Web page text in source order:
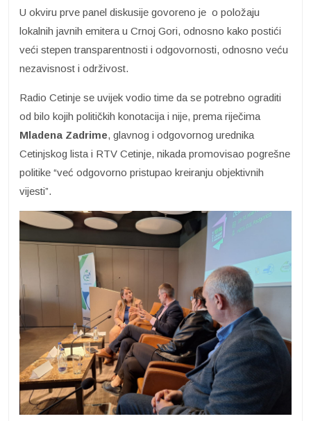
U okviru prve panel diskusije govoreno je o položaju
lokalnih javnih emitera u Crnoj Gori, odnosno kako postići
veći stepen transparentnosti i odgovornosti, odnosno veću
nezavisnost i održivost.
Radio Cetinje se uvijek vodio time da se potrebno ograditi
od bilo kojih političkih konotacija i nije, prema riječima
Mladena Zadrime, glavnog i odgovornog urednika
Cetinjskog lista i RTV Cetinje, nikada promovisao pogrešne
politike “već odgovorno pristupao kreiranju objektivnih
vijesti”.